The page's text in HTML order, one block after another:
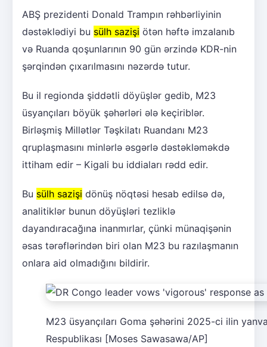
ABŞ prezidenti Donald Trampın rəhbərliyinin
dəstəklədiyi bu sülh sazişi ötən həftə imzalanıb
və Ruanda qoşunlarının 90 gün ərzində KDR-nin
şərqindən çıxarılmasını nəzərdə tutur.
Bu il regionda şiddətli döyüşlər gedib, M23
üsyançıları böyük şəhərləri ələ keçiriblər.
Birləşmiş Millətlər Təşkilatı Ruandanı M23
qruplaşmasını minlərlə əsgərlə dəstəkləməkdə
ittiham edir – Kigali bu iddiaları rədd edir.
Bu sülh sazişi dönüş nöqtəsi hesab edilsə də,
analitiklər bunun döyüşləri tezliklə
dayandıracağına inanmırlar, çünki münaqişənin
əsas tərəflərindən biri olan M23 bu razılaşmanın
onlara aid olmadığını bildirir.
M23 üsyançıları Goma şəhərini 2025-ci ilin
Respublikası [Moses Sawasawa/AP]